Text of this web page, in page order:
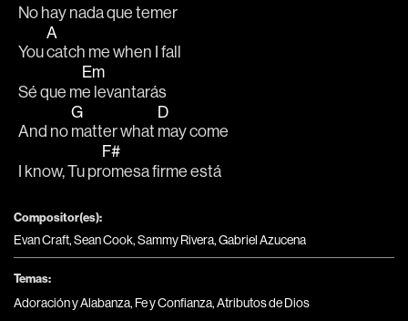
No hay nada que temer
You
A
catch me when I fall
Sé que m
Em
e levantarás
And no
G
matter what
D
may come
I know, Tu pr
F#
omesa firme está
Compositor(es):
Evan Craft, Sean Cook, Sammy Rivera, Gabriel Azucena
Temas:
Adoración y Alabanza, Fe y Confianza,Atributos de Dios